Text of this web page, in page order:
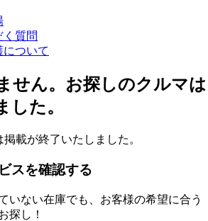
く質問
ついて
せん。お探しのクルマは
した。
載が終了いたしました。
スを確認する
いない在庫でも、お客様の希望に合う
探し！